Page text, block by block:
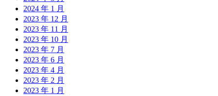
2024 年 1 月
2023 年 12 月
2023 年 11 月
2023 年 10 月
2023 年 7 月
2023 年 6 月
2023 年 4 月
2023 年 2 月
2023 年 1 月